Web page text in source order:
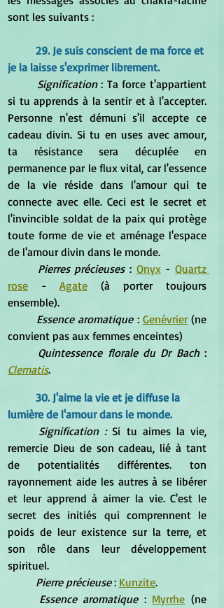
sont les suivants :
29. Je suis conscient de ma force et
je la laisse s'exprimer librement.
Signification : Ta force t'appartient
si tu apprends à la sentir et à l'accepter.
Personne n'est démuni s'il accepte ce
cadeau divin. Si tu en uses avec amour,
ta résistance sera décuplée en
permanence par le flux vital, car l'essence
de la vie réside dans l'amour qui te
connecte avec elle. Ceci est le secret et
l'invincible soldat de la paix qui protège
toute forme de vie et aménage l'espace
de l'amour divin dans le monde.
Pierres précieuses : Onyx - Quartz
rose - Agate (à porter toujours
ensemble).
Essence aromatique : Genévrier (ne
convient pas aux femmes enceintes)
Quintessence florale du Dr Bach
Clematis.
30. J'aime la vie et je diffuse la
lumière de l'amour dans le monde.
Signification : Si tu aimes la vie,
remercie Dieu de son cadeau, lié à tant
de potentialités différentes. ton
rayonnement aide les autres à se libérer
et leur apprend à aimer la vie. C'est le
secret des initiés qui comprennent le
poids de leur existence sur la terre, et
son rôle dans leur développement
spirituel.
Pierre précieuse : Kunzite.
Essence aromatique : Myrrhe (ne